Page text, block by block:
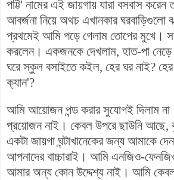
পট্টি' নামের এই জায়গায় যারা বসবাস করেন
আবর্জনা নিয়ে অথচ এখানকার
প্রথমেই আমি পড়ে গেলাম তোপের মুখে।
করলেন। একজনকে দেখলাম, হাত-পা
ঘরে স্কুল বসাইতে কইল, হের ঘর নাই? হের
ক্যান'?
আমি আয়োজন পন্ড করার সুযোগই দিলাম
প্রয়োজন নাই। কেবল উপরে ছাউনি আছে,
একটা জায়গা ঘন্টাখানেকের জন্য আমাকে
আপনাদের বাচ্চারাই। আমি এনজিও-
আমার অন্য কোন উদ্দেশ্য নাই। আমি